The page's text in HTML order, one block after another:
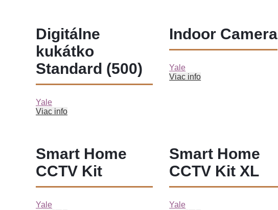
Digitálne
kukátko
Standard (500)
Yale
Viac info
Indoor Camera
Yale
Viac info
Smart Home
CCTV Kit
Yale
Smart Home
CCTV Kit XL
Yale